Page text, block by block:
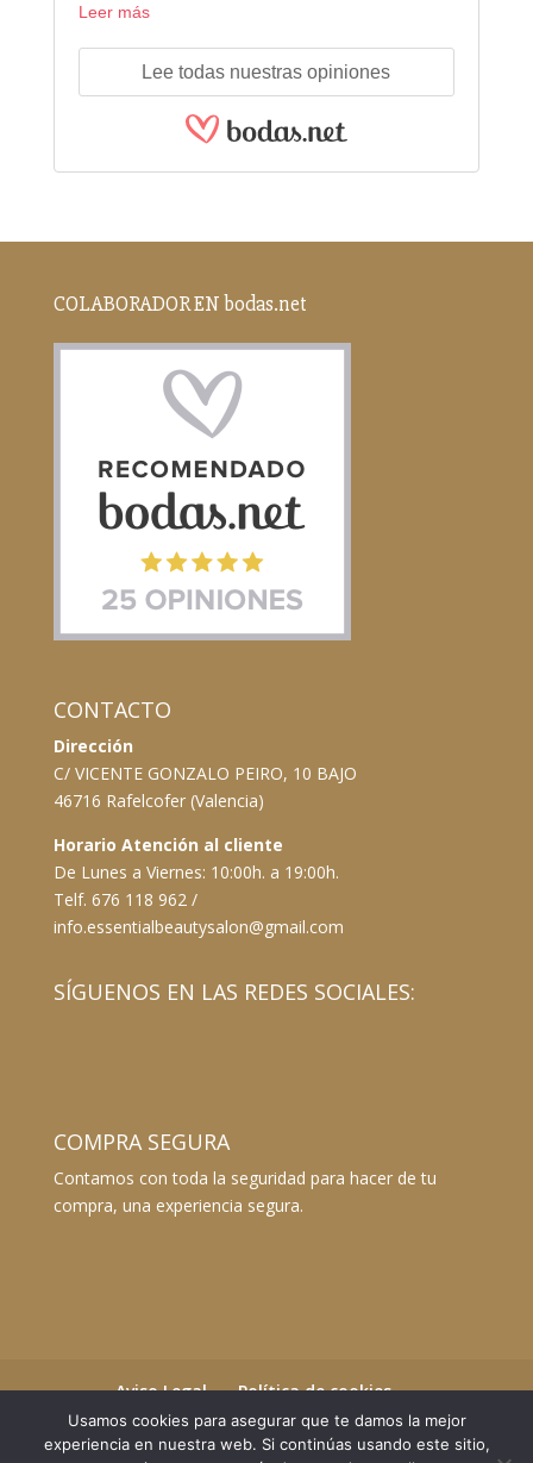
Leer más
Lee todas nuestras opiniones
COLABORADOR EN bodas.net
CONTACTO
Dirección
C/ VICENTE GONZALO PEIRO, 10 BAJO
46716 Rafelcofer (Valencia)
Horario Atención al cliente
De Lunes a Viernes: 10:00h. a 19:00h.
Telf. 676 118 962 /
info.essentialbeautysalon@gmail.com
SÍGUENOS EN LAS REDES SOCIALES:
COMPRA SEGURA
Contamos con toda la seguridad para hacer de tu
compra, una experiencia segura.
Aviso Legal
Política de cookies
Términos y Condiciones
Envíos y devoluciones
Usamos cookies para asegurar que te damos la mejor
experiencia en nuestra web. Si continúas usando este sitio,